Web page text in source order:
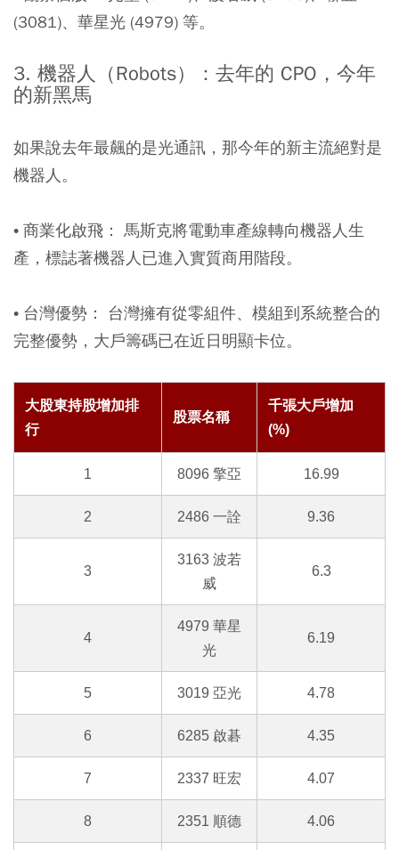
(3081)、華星光 (4979) 等。
3. 機器人（Robots）：去年的 CPO，今年
的新黑馬
如果說去年最飆的是光通訊，那今年的新主流絕對是
機器人。
• 商業化啟飛： 馬斯克將電動車產線轉向機器人生
產，標誌著機器人已進入實質商用階段。
• 台灣優勢： 台灣擁有從零組件、模組到系統整合的
完整優勢，大戶籌碼已在近日明顯卡位。
大股東持股增加排
行
股票名稱
千張大戶增加
(%)
1 8096 擎亞 16.99
2 2486 一詮 9.36
3
3163 波若
威
6.3
4
4979 華星
光
6.19
5 3019 亞光 4.78
6 6285 啟碁 4.35
7 2337 旺宏 4.07
8 2351 順德 4.06